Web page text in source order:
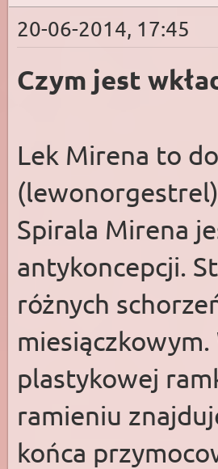
20-06-2014, 17:45
Czym jest
Lek Mirena to
Spirala Mirena
antykoncepcji.
różnych
miesiączkowym.
plastykowej
ramieniu
końca